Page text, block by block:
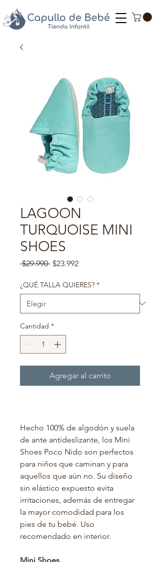
LAGOON
TURQUOISE MINI
SHOES
$29.990 Precio
$23.992Precio
oferta
¿QUÉ TALLA QUIERES? *
Cantidad *
Agregar al carrito
Hecho 100% de algodón y suela
de ante antideslizante, los Mini
Shoes Poco Nido son perfectos
para niños que caminan y para
aquellos que aún no. Su diseño
sin elástico expuesto evita
irritaciones, además de entregar
la mayor comodidad para los
pies de tu bebé. Uso
recomendado en interior.